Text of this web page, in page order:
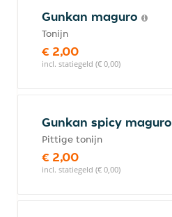
Gunkan maguro
Tonijn
€ 2,00
incl. statiegeld (€ 0,00)
Gunkan spicy maguro
Pittige tonijn
€ 2,00
incl. statiegeld (€ 0,00)